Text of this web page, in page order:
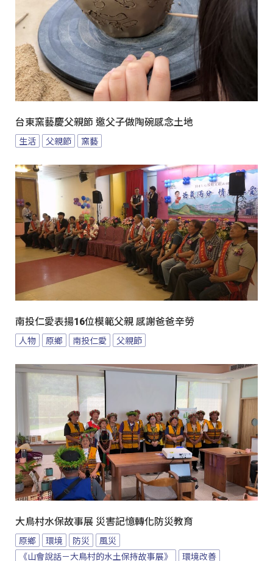
台東窯藝慶父親節 邀父子做陶碗感念土地
生活 父親節 窯藝
南投仁愛表揚16位模範父親 感謝爸爸辛勞
人物 原鄉 南投仁愛 父親節
大鳥村水保故事展 災害記憶轉化防災教育
原鄉 環境 防災
風災
《山會說話－大鳥村的水土保持故事展》
環境改善